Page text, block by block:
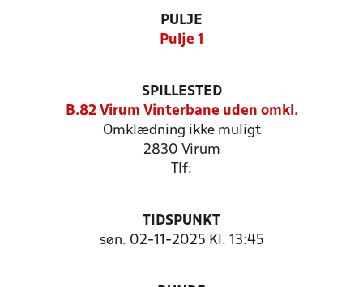
PULJE
Pulje 1
SPILLESTED
B.82 Virum Vinterbane uden omkl.
Omklædning ikke muligt
2830 Virum
Tlf:
TIDSPUNKT
søn. 02-11-2025 Kl. 13:45